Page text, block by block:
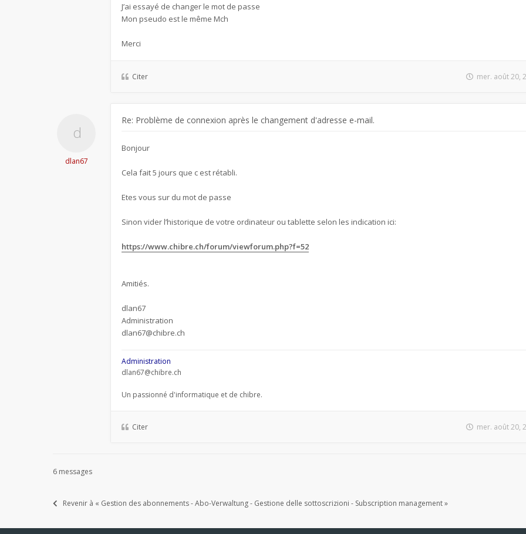
J’ai essayé de changer le mot de passe
Mon pseudo est le même Mch
Merci
Citer mer. août 20,
dlan67
Re: Problème de connexion après le changement d'adresse e-mail.
Bonjour
Cela fait 5 jours que c est rétabli.
Etes vous sur du mot de passe
Sinon vider l’historique de votre ordinateur ou tablette selon les indication ici:
https://www.chibre.ch/forum/viewforum.php?f=52
Amitiés.
dlan67
Administration
dlan67@chibre.ch
Administration
dlan67@chibre.ch
Un passionné d'informatique et de chibre.
Citer mer. août 20,
6 messages
Revenir à « Gestion des abonnements - Abo-Verwaltung - Gestione delle sottoscrizioni - Subscription management »